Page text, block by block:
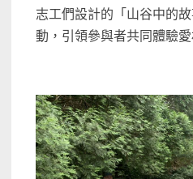
志工們設計的「山谷中的
動，引領參與者共同體驗